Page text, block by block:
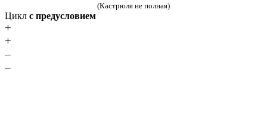
(Кастрюля не полная)
Цикл с предусловием
+
+
–
–